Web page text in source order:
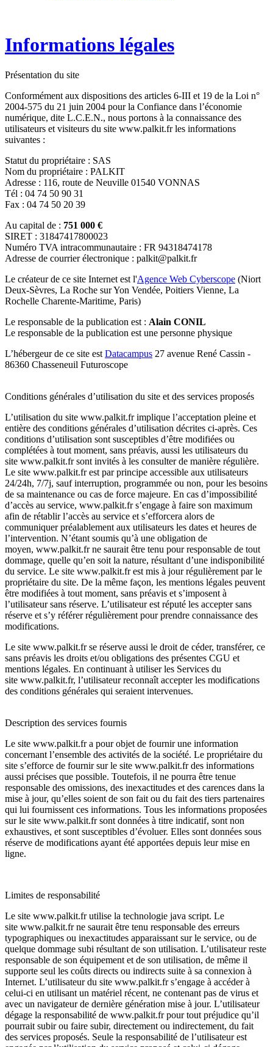
Informations légales
Présentation du site
Conformément aux dispositions des articles 6-III et 19 de la Loi n°
2004-575 du 21 juin 2004 pour la Confiance dans l’économie
numérique, dite L.C.E.N., nous portons à la connaissance des
utilisateurs et visiteurs du site www.palkit.frles informations
suivantes :
Statut du propriétaire : SAS
Nom du propriétaire : PALKIT
Adresse : 116, route de Neuville 01540 VONNAS
Tél : 04 74 50 90 31
Fax : 04 74 50 20 39
Au capital de : 751 000 €
SIRET : 31847417800023
Numéro TVA intracommunautaire : FR 94318474178
Adresse de courrier électronique : palkit@palkit.fr
Le créateur de ce site Internet est l'Agence Web Cyberscope (Niort
Deux-Sèvres, La Roche sur Yon Vendée, Poitiers Vienne, La
Rochelle Charente-Maritime, Paris)
Le responsable de la publication est : Alain CONIL
Le responsable de la publication est une personne physique
L’hébergeur de ce site est Datacampus 27 avenue René Cassin -
86360 Chasseneuil Futuroscope
Conditions générales d’utilisation du site et des services proposés
L’utilisation du site www.palkit.frimplique l’acceptation pleine et
entière des conditions générales d’utilisation décrites ci-après. Ces
conditions d’utilisation sont susceptibles d’être modifiées ou
complétées à tout moment, sans préavis, aussi les utilisateurs du
site www.palkit.frsont invités à les consulter de manière régulière.
Le site www.palkit.frest par principe accessible aux utilisateurs
24/24h, 7/7j, sauf interruption, programmée ou non, pour les besoins
de sa maintenance ou cas de force majeure. En cas d’impossibilité
d’accès au service, www.palkit.frs’engage à faire son maximum
afin de rétablir l’accès au service et s’efforcera alors de
communiquer préalablement aux utilisateurs les dates et heures de
l’intervention. N’étant soumis qu’à une obligation de
moyen, www.palkit.frne saurait être tenu pour responsable de tout
dommage, quelle qu’en soit la nature, résultant d’une indisponibilité
du service. Le site www.palkit.frest mis à jour régulièrement par le
propriétaire du site. De la même façon, les mentions légales peuvent
être modifiées à tout moment, sans préavis et s’imposent à
l’utilisateur sans réserve. L’utilisateur est réputé les accepter sans
réserve et s’y référer régulièrement pour prendre connaissance des
modifications.
Le site www.palkit.frse réserve aussi le droit de céder, transférer, ce
sans préavis les droits et/ou obligations des présentes CGU et
mentions légales. En continuant à utiliser les Services du
site www.palkit.fr, l’utilisateur reconnaît accepter les modifications
des conditions générales qui seraient intervenues.
Description des services fournis
Le site www.palkit.fra pour objet de fournir une information
concernant l’ensemble des activités de la société. Le propriétaire du
site s’efforce de fournir sur le site www.palkit.frdes informations
aussi précises que possible. Toutefois, il ne pourra être tenue
responsable des omissions, des inexactitudes et des carences dans la
mise à jour, qu’elles soient de son fait ou du fait des tiers partenaires
qui lui fournissent ces informations. Tous les informations proposées
sur le site www.palkit.frsont données à titre indicatif, sont non
exhaustives, et sont susceptibles d’évoluer. Elles sont données sous
réserve de modifications ayant été apportées depuis leur mise en
ligne.
Limites de responsabilité
Le site www.palkit.frutilise la technologie java script. Le
site www.palkit.frne saurait être tenu responsable des erreurs
typographiques ou inexactitudes apparaissant sur le service, ou de
quelque dommage subi résultant de son utilisation. L’utilisateur reste
responsable de son équipement et de son utilisation, de même il
supporte seul les coûts directs ou indirects suite à sa connexion à
Internet. L’utilisateur du site www.palkit.frs’engage à accéder à
celui-ci en utilisant un matériel récent, ne contenant pas de virus et
avec un navigateur de dernière génération mise à jour. L’utilisateur
dégage la responsabilité de www.palkit.frpour tout préjudice qu’il
pourrait subir ou faire subir, directement ou indirectement, du fait
des services proposés. Seule la responsabilité de l’utilisateur est